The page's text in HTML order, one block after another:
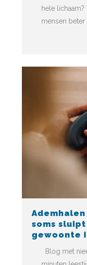
hele
mensen beter
soms
gewoonte
Blog met